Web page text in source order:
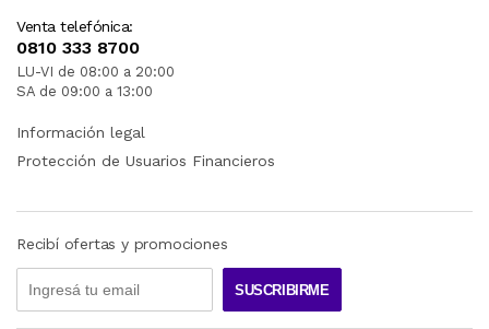
Venta telefónica:
0810 333 8700
LU-VI de 08:00 a 20:00
SA de 09:00 a 13:00
Información legal
Protección de Usuarios Financieros
Recibí ofertas y promociones
SUSCRIBIRME